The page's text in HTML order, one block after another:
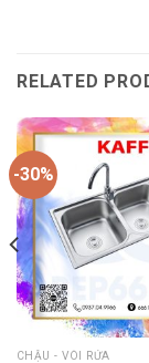
RELATED
-30%
CHẬU - VÒI RỬA